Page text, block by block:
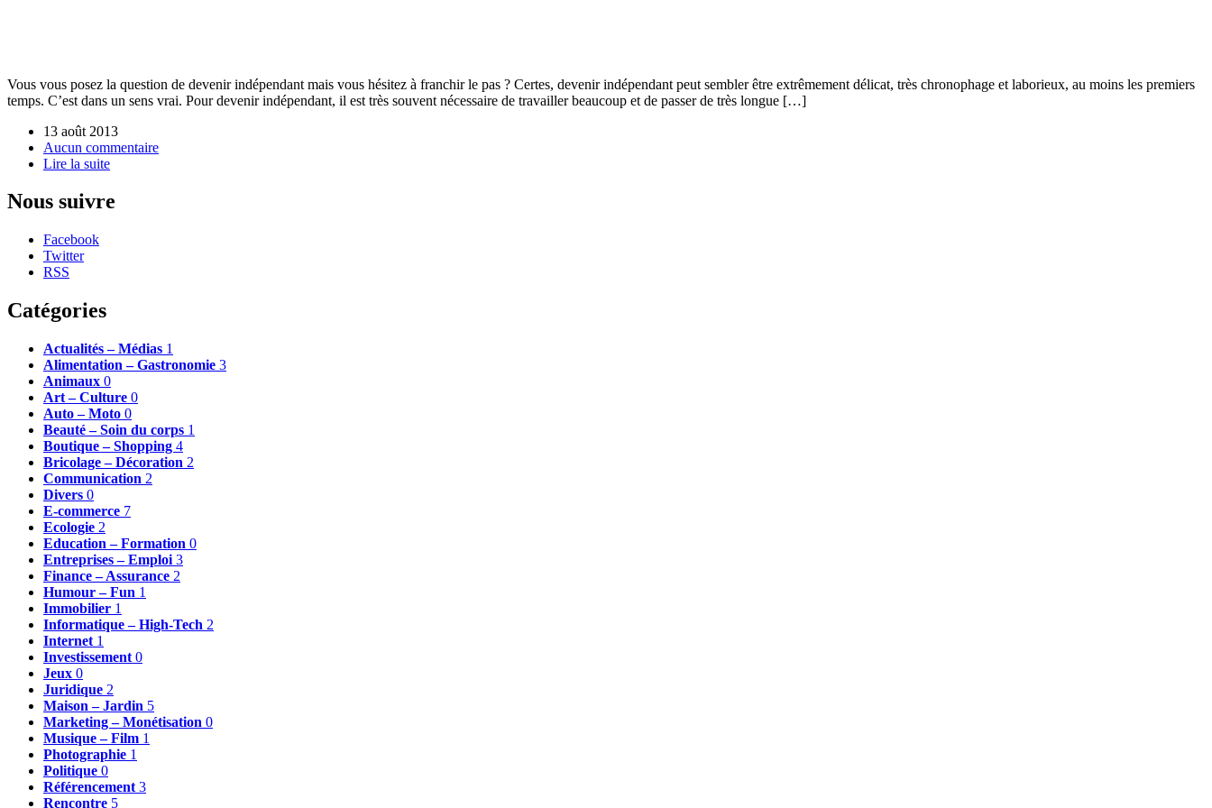
Vous vous posez la question de devenir indépendant mais vous hésitez à franchir le pas ? Certes, devenir indépendant peut sembler être extrêmement délicat, très chronophage et laborieux, au moins les premiers
temps. C’est dans un sens vrai. Pour devenir indépendant, il est très souvent nécessaire de travailler beaucoup et de passer de très longue […]
13 août 2013
Aucun commentaire
Lire la suite
Nous suivre
Facebook
Twitter
RSS
Catégories
Actualités – Médias 1
Alimentation – Gastronomie 3
Animaux 0
Art – Culture 0
Auto – Moto 0
Beauté – Soin du corps 1
Boutique – Shopping 4
Bricolage – Décoration 2
Communication 2
Divers 0
E-commerce 7
Ecologie 2
Education – Formation 0
Entreprises – Emploi 3
Finance – Assurance 2
Humour – Fun 1
Immobilier 1
Informatique – High-Tech 2
Internet 1
Investissement 0
Jeux 0
Juridique 2
Maison – Jardin 5
Marketing – Monétisation 0
Musique – Film 1
Photographie 1
Politique 0
Référencement 3
Rencontre 5